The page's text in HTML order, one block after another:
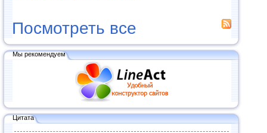
Посмотреть все
Мы рекомендуем
Цитата